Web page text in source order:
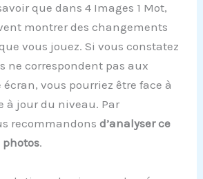
que dans 4 Images 1 Mot,
montrer des changements
vous jouez. Si vous constatez
ne correspondent pas aux
vous pourriez être face à
à jour du niveau. Par
recommandonsd’analyser ce
photos.